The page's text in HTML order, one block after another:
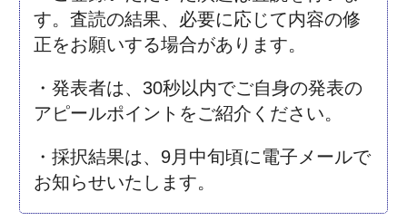
す。査読の結果、必要に応じて内容の修
正をお願いする場合があります。
・発表者は、30秒以内でご自身の発表の
アピールポイントをご紹介ください。
・採択結果は、9月中旬頃に電子メールで
お知らせいたします。